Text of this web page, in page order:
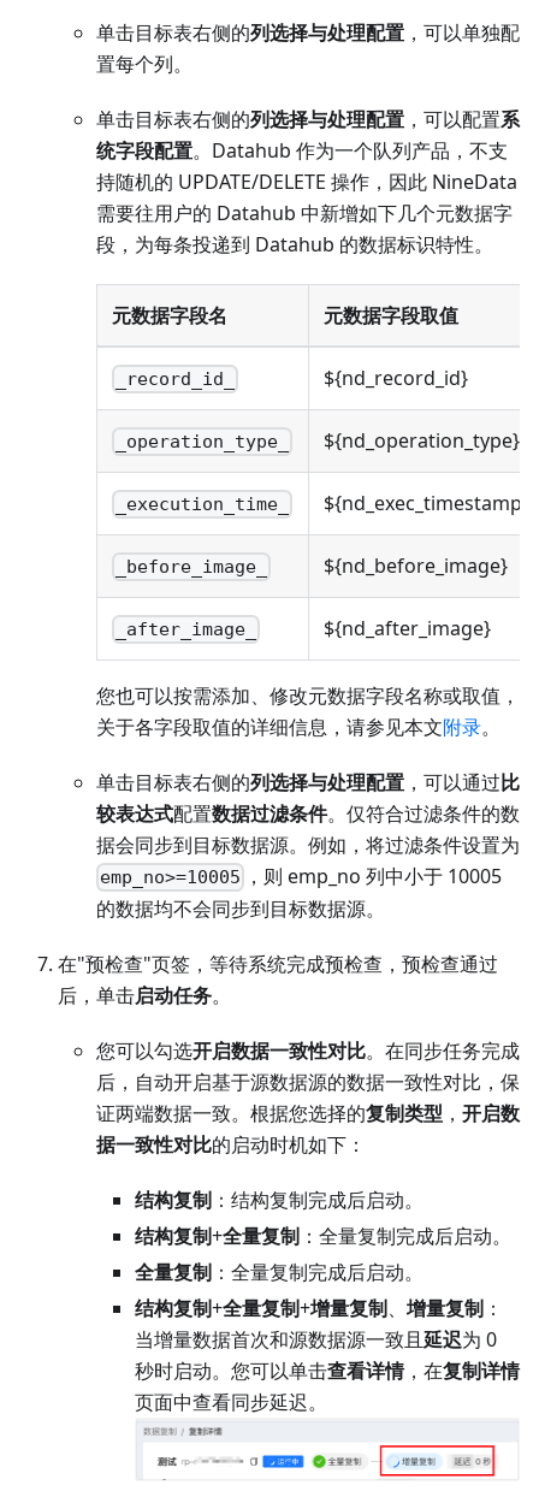
单击目标表右侧的列选择与处理配置 ，可以单独配
置每个列。
单击目标表右侧的列选择与处理配置 ，可以配置系
统字段配置。Datahub 作为一个队列产品，不支
持随机的 UPDATE/DELETE 操作，因此 NineData
需要往用户的 Datahub 中新增如下几个元数据字
段，为每条投递到 Datahub 的数据标识特性。
元数据字段名 元数据字段取值
_record_id_ ${nd_record_id}
_operation_type_ ${nd_operation_type}
_execution_time_ ${nd_exec_timestamp}
_before_image_ ${nd_before_image}
_after_image_ ${nd_after_image}
您也可以按需添加、修改元数据字段名称或取值，
关于各字段取值的详细信息，请参见本文附录。
单击目标表右侧的列选择与处理配置 ，可以通过比
较表达式配置数据过滤条件。仅符合过滤条件的数
据会同步到目标数据源。例如，将过滤条件设置为
emp_no>=10005
，则 emp_no 列中小于 10005
的数据均不会同步到目标数据源。
在"预检查"页签，等待系统完成预检查，预检查通过
后，单击启动任务。
您可以勾选开启数据一致性对比。在同步任务完成
后，自动开启基于源数据源的数据一致性对比，保
证两端数据一致。根据您选择的复制类型 ， 开启数
据一致性对比的启动时机如下：
结构复制 ：结构复制完成后启动。
结构复制+全量复制 ：全量复制完成后启动。
全量复制 ：全量复制完成后启动。
结构复制+全量复制+增量复制、 增量复制 ：
当增量数据首次和源数据源一致且延迟为 0
秒时启动。您可以单击查看详情，在复制详情
页面中查看同步延迟。